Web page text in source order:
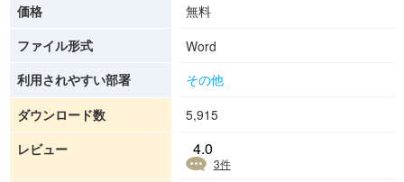
価格
無料
ファイル形式
Word
利用されやすい部署
その他
ダウンロード数
5,915
レビュー
4.0
3件